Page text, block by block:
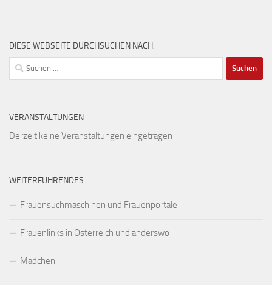
DIESE WEBSEITE DURCHSUCHEN NACH:
Suchen
nach:
VERANSTALTUNGEN
Derzeit keine Veranstaltungen eingetragen
WEITERFÜHRENDES
Frauensuchmaschinen und Frauenportale
Frauenlinks in Österreich und anderswo
Mädchen